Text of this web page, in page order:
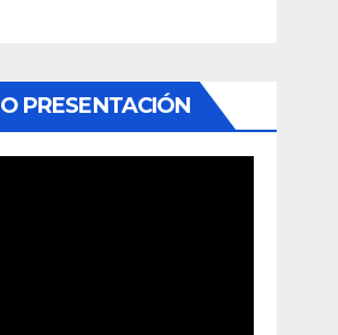
PRESENTACIÓN